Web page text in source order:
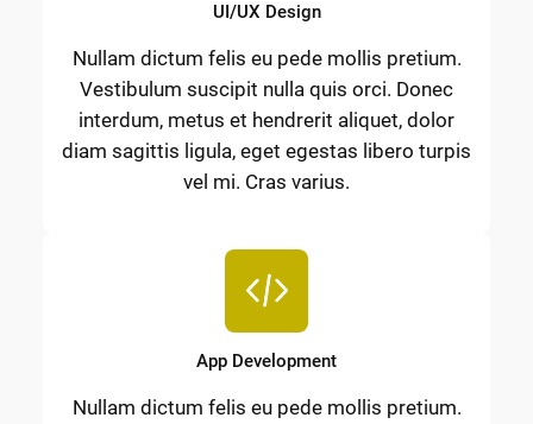
UI/UX Design
Nullam dictum felis eu pede mollis pretium.
Vestibulum suscipit nulla quis orci. Donec
interdum, metus et hendrerit aliquet, dolor
diam sagittis ligula, eget egestas libero turpis
vel mi. Cras varius.
App Development
Nullam dictum felis eu pede mollis pretium.